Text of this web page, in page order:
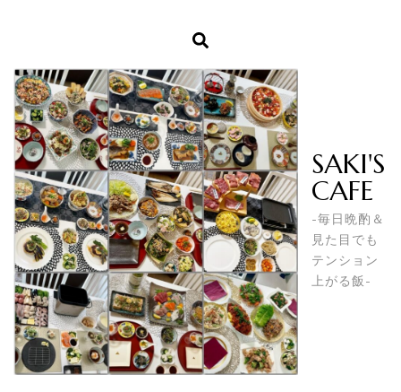
SAKI'S
CAFE
-毎日晩酌＆
見た目でも
テンション
上がる飯-